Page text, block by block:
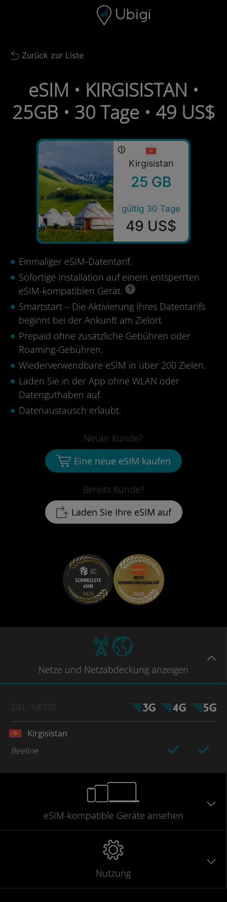
Navigationsleiste Fußzeile
Back to list
Zurück zur Liste
eSIM • KIRGISISTAN •
25GB • 30 Tage • 49 US$
Kirgisistan
25 GB
gültig 30 Tage
49 US$
Einmaliger eSIM-Datentarif.
Sofortige Installation auf einem entsperrten
eSIM-kompatiblen Gerät.
Smartstart – Die Aktivierung Ihres Datentarifs
beginnt bei der Ankunft am Zielort
Prepaid ohne zusätzliche Gebühren oder
Roaming-Gebühren.
Wiederverwendbare eSIM in über 200 Zielen.
Laden Sie in der App ohne WLAN oder
Datenguthaben auf.
Datenaustausch erlaubt.
Bereits Kunde?
Laden Sie Ihre eSIM auf
Neuer Kunde?
Eine neue eSIM kaufen
Netze und Netzabdeckung anzeigen
ZIEL /NETZE
Kirgisistan
Beeline
eSIM-kompatible Geräte ansehen
Nutzung